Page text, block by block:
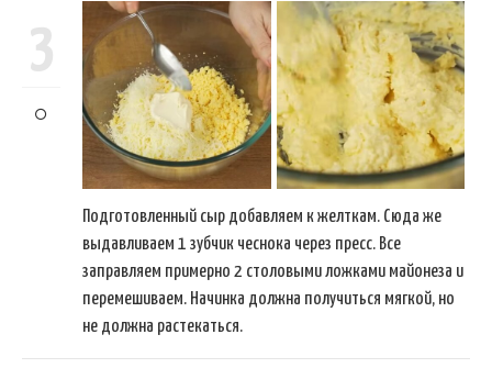
3
Подготовленный сыр добавляем к желткам. Сюда же
выдавливаем 1 зубчик чеснока через пресс. Все
заправляем примерно 2 столовыми ложками майонеза и
перемешиваем. Начинка должна получиться мягкой, но
не должна растекаться.